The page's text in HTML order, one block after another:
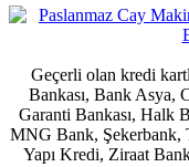
Geçerli olan kredi
Bankası, Bank Asya,
Garanti Bankası, Halk
MNG Bank, Şekerbank,
Yapı Kredi, Ziraat